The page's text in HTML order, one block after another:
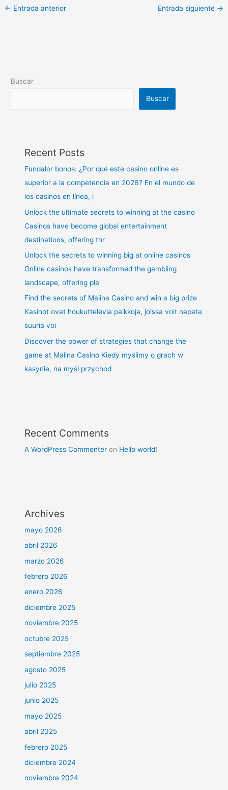
← Entrada anterior Entrada siguiente →
Buscar
Buscar
Recent Posts
Fundalor bonos: ¿Por qué este casino online es
superior a la competencia en 2026? En el mundo de
los casinos en línea, l
Unlock the ultimate secrets to winning at the casino
Casinos have become global entertainment
destinations, offering thr
Unlock the secrets to winning big at online casinos
Online casinos have transformed the gambling
landscape, offering pla
Find the secrets of Malina Casino and win a big prize
Kasinot ovat houkuttelevia paikkoja, joissa voit napata
suuria voi
Discover the power of strategies that change the
game at Malina Casino Kiedy myślimy o grach w
kasynie, na myśl przychod
Recent Comments
A WordPress Commenter en Hello world!
Archives
mayo 2026
abril 2026
marzo 2026
febrero 2026
enero 2026
diciembre 2025
noviembre 2025
octubre 2025
septiembre 2025
agosto 2025
julio 2025
junio 2025
mayo 2025
abril 2025
febrero 2025
diciembre 2024
noviembre 2024